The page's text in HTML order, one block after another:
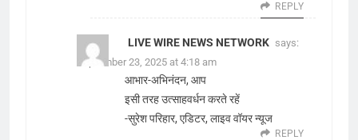
REPLY
LIVE WIRE NEWS NETWORK says:
September 23, 2025 at 4:18 am
आभार-अभिनंदन, आप
इसी तरह उत्साहवर्धन करते रहें
-सुरेश परिहार, एडिटर, लाइव वॉयर न्यूज
REPLY